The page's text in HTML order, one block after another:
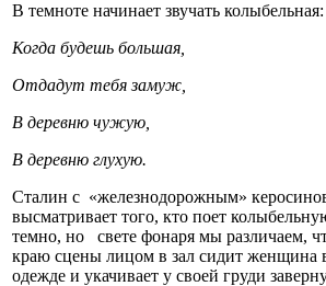
В темноте начинает звучать колыбельная:
Когда будешь большая,
Отдадут тебя замуж,
В деревню чужую,
В деревню глухую.
Сталин с «железнодорожным»
высматривает того, кто поет
темно, но свете фонаря мы различаем,
краю сцены лицом в зал сидит женщина
одежде и укачивает у своей груди